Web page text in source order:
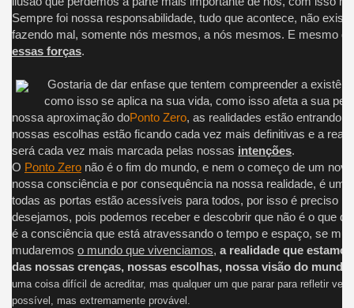
Sempre foi nossa responsabilidade, tudo que acontece, não
fazendo mal, somente nós mesmos, a nós mesmos. E mesmo
essas forças.
Gostaria de dar enfase que tentem compreender a
como isso se aplica na sua vida, como isso afeta a sua
nossa aproximação doPonto Zero, as realidades estão entrando
nossas escolhas estão ficando cada vez mais definitivas e a
será cada vez mais marcada pelas nossas intenções.
O Ponto Zeronão é o fim do mundo, e nem o começo de um
nossa consciência e por consequência na nossa realidade, é um
todas as portas estão acessíveis para todos, por isso é preciso
desejamos, pois podemos receber e descobrir que não é o que
é a consciência que está atravessando o tempo e espaço, se
mudaremos o mundo que vivenciamos, a realidade que
das nossas crenças, nossas escolhas, nossa visão do mundo
uma coisa difícil de acreditar, mas qualquer um que parar para refletir
possível, mas extremamente provável.